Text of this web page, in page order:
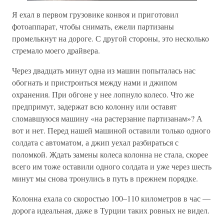
Я ехал в первом грузовике конвоя и приготовил
фотоаппарат, чтобы снимать, ежели партизаны
промелькнут на дороге. С другой стороны, это несколько
стремало моего драйвера.
Через двадцать минут одна из машин попыталась нас
обогнать и пристроиться между нами и джипом
охранения. При обгоне у нее лопнуло колесо. Что же
предпримут, задержат всю колонну или оставят
сломавшуюся машину «на растерзание партизанам»? А
вот и нет. Перед нашей машиной оставили только одного
солдата с автоматом, а джип уехал разбираться с
поломкой. Ждать замены колеса колонна не стала, скорее
всего им тоже оставили одного солдата и уже через шесть
минут мы снова тронулись в путь в прежнем порядке.
Колонна ехала со скоростью 100–110 километров в час —
дорога идеальная, даже в Турции таких ровных не видел.